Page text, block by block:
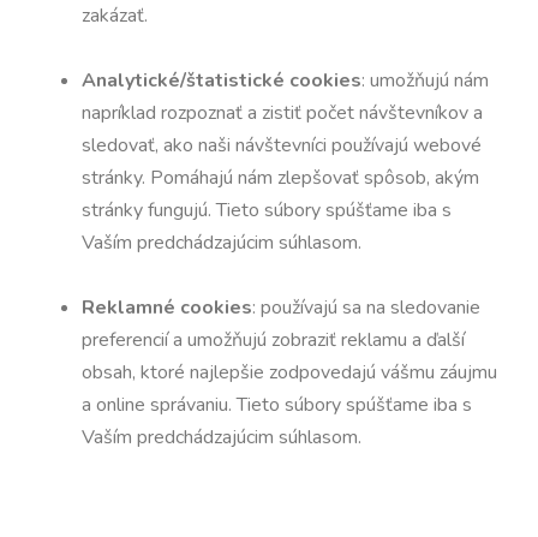
zakázať.
Analytické/štatistické cookies: umožňujú nám
napríklad rozpoznať a zistiť počet návštevníkov a
sledovať, ako naši návštevníci používajú webové
stránky. Pomáhajú nám zlepšovať spôsob, akým
stránky fungujú. Tieto súbory spúšťame iba s
Vaším predchádzajúcim súhlasom.
Reklamné cookies: používajú sa na sledovanie
preferencií a umožňujú zobraziť reklamu a ďalší
obsah, ktoré najlepšie zodpovedajú vášmu záujmu
a online správaniu. Tieto súbory spúšťame iba s
Vaším predchádzajúcim súhlasom.